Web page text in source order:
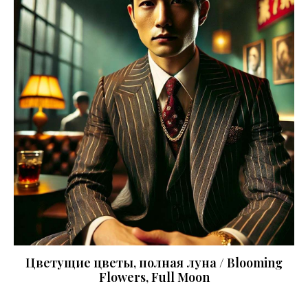
Цветущие цветы, полная луна / Blooming
Flowers, Full Moon